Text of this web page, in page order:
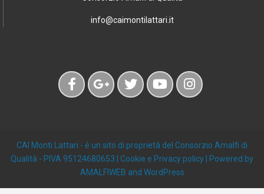
info@caimontilattari.it
CAI Monti Lattari - è un sito di proprietà del Consorzio Amalfi di
Qualità - PIVA 95124680653 | Cookie e Privacy policy| Powered by
AMALFIWEB and WordPress